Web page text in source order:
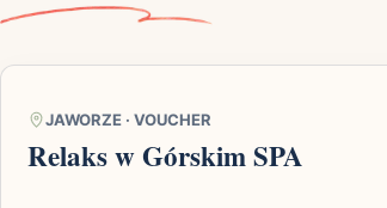
JAWORZE · VOUCHER
Relaks w Górskim SPA